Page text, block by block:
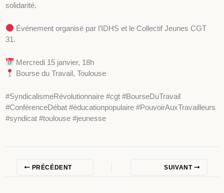
solidarité.
Événement organisé par l’IDHS et le Collectif Jeunes CGT
31.
Mercredi 15 janvier, 18h
Bourse du Travail, Toulouse
#SyndicalismeRévolutionnaire #cgt #BourseDuTravail
#ConférenceDébat #éducationpopulaire #PouvoirAuxTravailleurs
#syndicat #toulouse #jeunesse
PRÉCÉDENT SUIVANT